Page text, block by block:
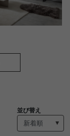
並び替え